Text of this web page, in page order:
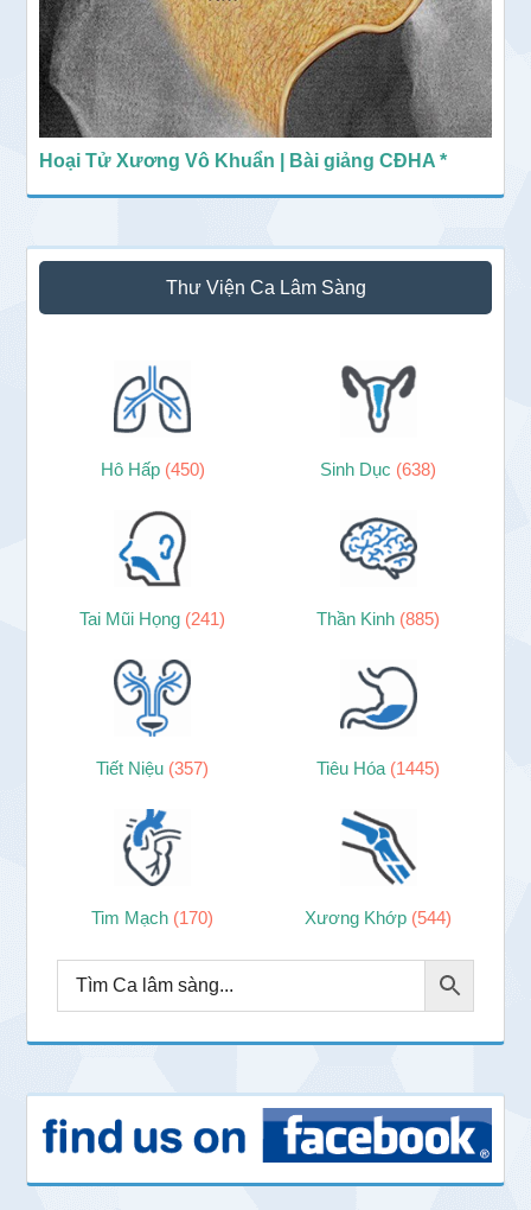
Hoại Tử Xương Vô Khuẩn | Bài giảng CĐHA *
Thư Viện Ca Lâm Sàng
Hô Hấp (450) Sinh Dục (638)
Tai Mũi Họng (241) Thần Kinh (885)
Tiết Niệu (357) Tiêu Hóa (1445)
Tim Mạch (170) Xương Khớp (544)